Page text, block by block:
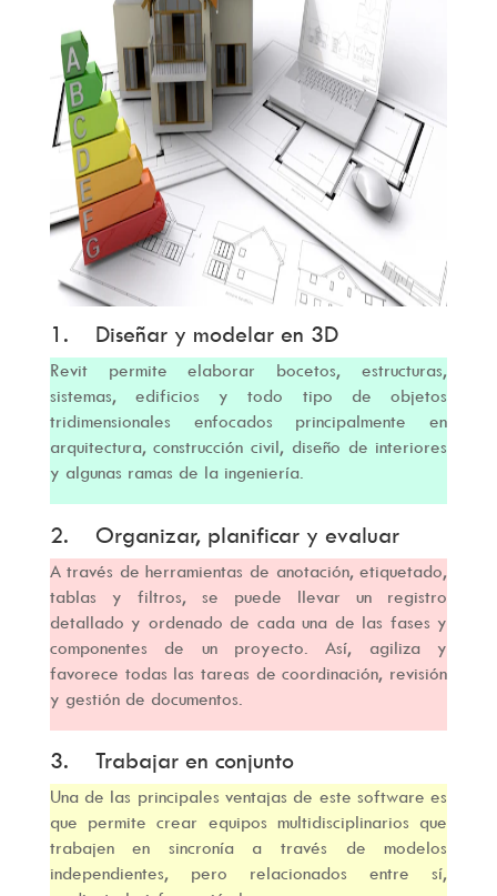
1. Diseñar y modelar en 3D
Revit permite elaborar bocetos, estructuras,
sistemas, edificios y todo tipo de objetos
tridimensionales enfocados principalmente en
arquitectura, construcción civil, diseño de interiores
y algunas ramas de la ingeniería.
2. Organizar, planificar y evaluar
A través de herramientas de anotación, etiquetado,
tablas y filtros, se puede llevar un registro
detallado y ordenado de cada una de las fases y
componentes de un proyecto. Así, agiliza y
favorece todas las tareas de coordinación, revisión
y gestión de documentos.
3. Trabajar en conjunto
Una de las principales ventajas de este software es
que permite crear equipos multidisciplinarios que
trabajen en sincronía a través de modelos
independientes, pero relacionados entre sí,